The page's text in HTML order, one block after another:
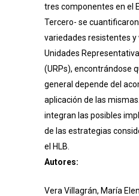
tres componentes en el
Tercero- se
variedades resistentes y
Unidades
(URPs), encontrándose
general depende del
aplicación de las
integran las posibles
de las estrategias
el HLB.
Autores:
Vera Villagrán, María